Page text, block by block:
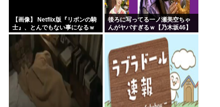
【画像】 Netflix版『リボンの騎
士』、とんでもない事になるｗ
ｗｗｗｗ
後ろに写ってる一ノ瀬美空ちゃ
んがヤバすぎるｗ【乃木坂46】